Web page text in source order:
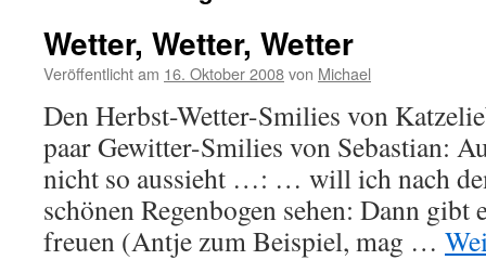
Wetter, Wetter, Wetter
Veröffentlicht am 16. Oktober 2008von Michael
Den Herbst-Wetter-Smilies von
paar Gewitter-Smilies von Sebastian:
nicht so aussieht …: … will ich nach
schönen Regenbogen sehen: Dann gibt
freuen (Antje zum Beispiel, mag …